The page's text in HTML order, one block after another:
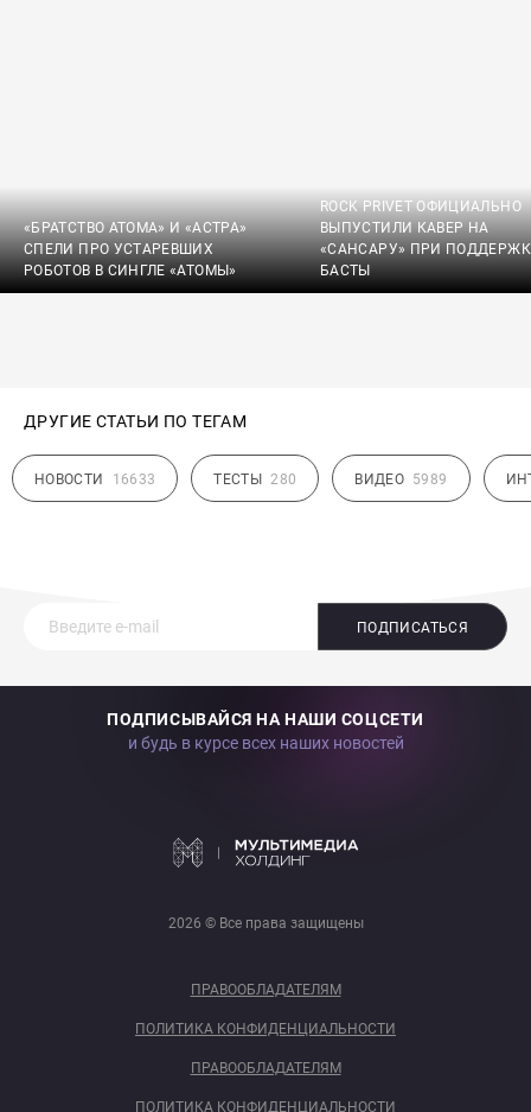
«БРАТСТВО АТОМА» И «АСТРА»
СПЕЛИ ПРО УСТАРЕВШИХ
РОБОТОВ В СИНГЛЕ «АТОМЫ»
ROCK PRIVET ОФИЦИАЛЬНО
ВЫПУСТИЛИ КАВЕР НА
«САНСАРУ» ПРИ
БАСТЫ
ДРУГИЕ СТАТЬИ ПО ТЕГАМ
НОВОСТИ 16633 ТЕСТЫ 280 ВИДЕО 5989
ПОДПИСАТЬСЯ
ПОДПИСЫВАЙСЯ НА НАШИ СОЦСЕТИ
и будь в курсе всех наших новостей
2026 © Все права защищены
ПРАВООБЛАДАТЕЛЯМ
ПОЛИТИКА КОНФИДЕНЦИАЛЬНОСТИ
ПРАВООБЛАДАТЕЛЯМ
ПОЛИТИКА КОНФИДЕНЦИАЛЬНОСТИ